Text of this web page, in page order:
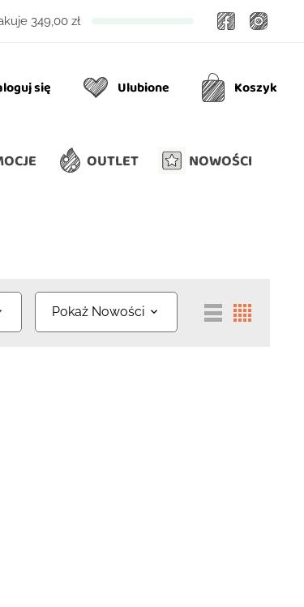
349,00 zł Facebook
się UlubioneUlubione KoszykKoszyk
OUTLET NOWOŚCI
Pokaż Nowości